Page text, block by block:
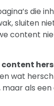
die
sluiten
content
content
wat
maar als